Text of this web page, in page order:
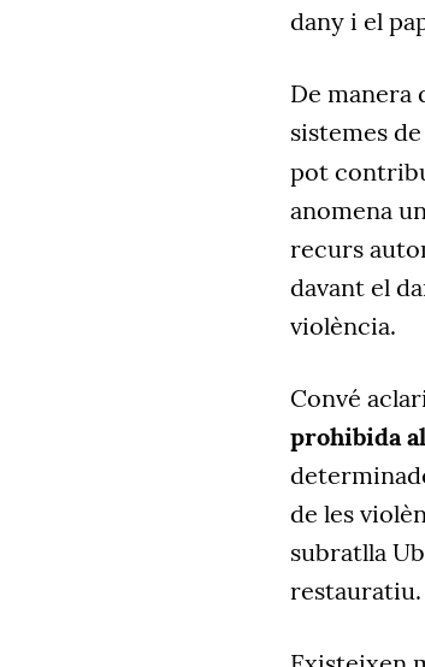
dany i el
De manera
sistemes
pot
anomena
recurs
davant el
violència.
Convé
prohibida
de les
subratlla
restauratiu.